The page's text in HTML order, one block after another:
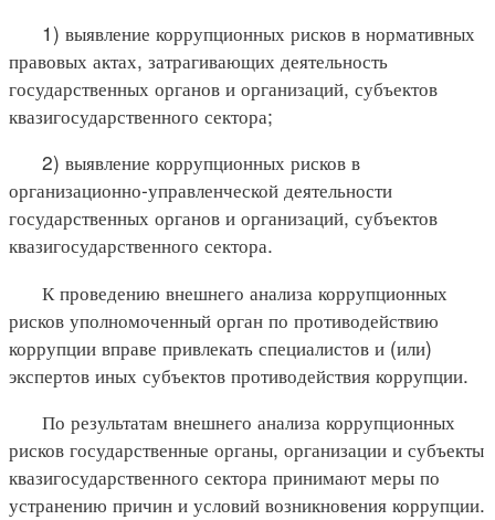
1) выявление коррупционных рисков в нормативных
правовых актах, затрагивающих деятельность
государственных органов и организаций, субъектов
квазигосударственного сектора;
2) выявление коррупционных рисков в
организационно-управленческой деятельности
государственных органов и организаций, субъектов
квазигосударственного сектора.
К проведению внешнего анализа коррупционных
рисков уполномоченный орган по противодействию
коррупции вправе привлекать специалистов и (или)
экспертов иных субъектов противодействия коррупции.
По результатам внешнего анализа коррупционных
рисков государственные органы, организации и субъекты
квазигосударственного сектора принимают меры по
устранению причин и условий возникновения коррупции.